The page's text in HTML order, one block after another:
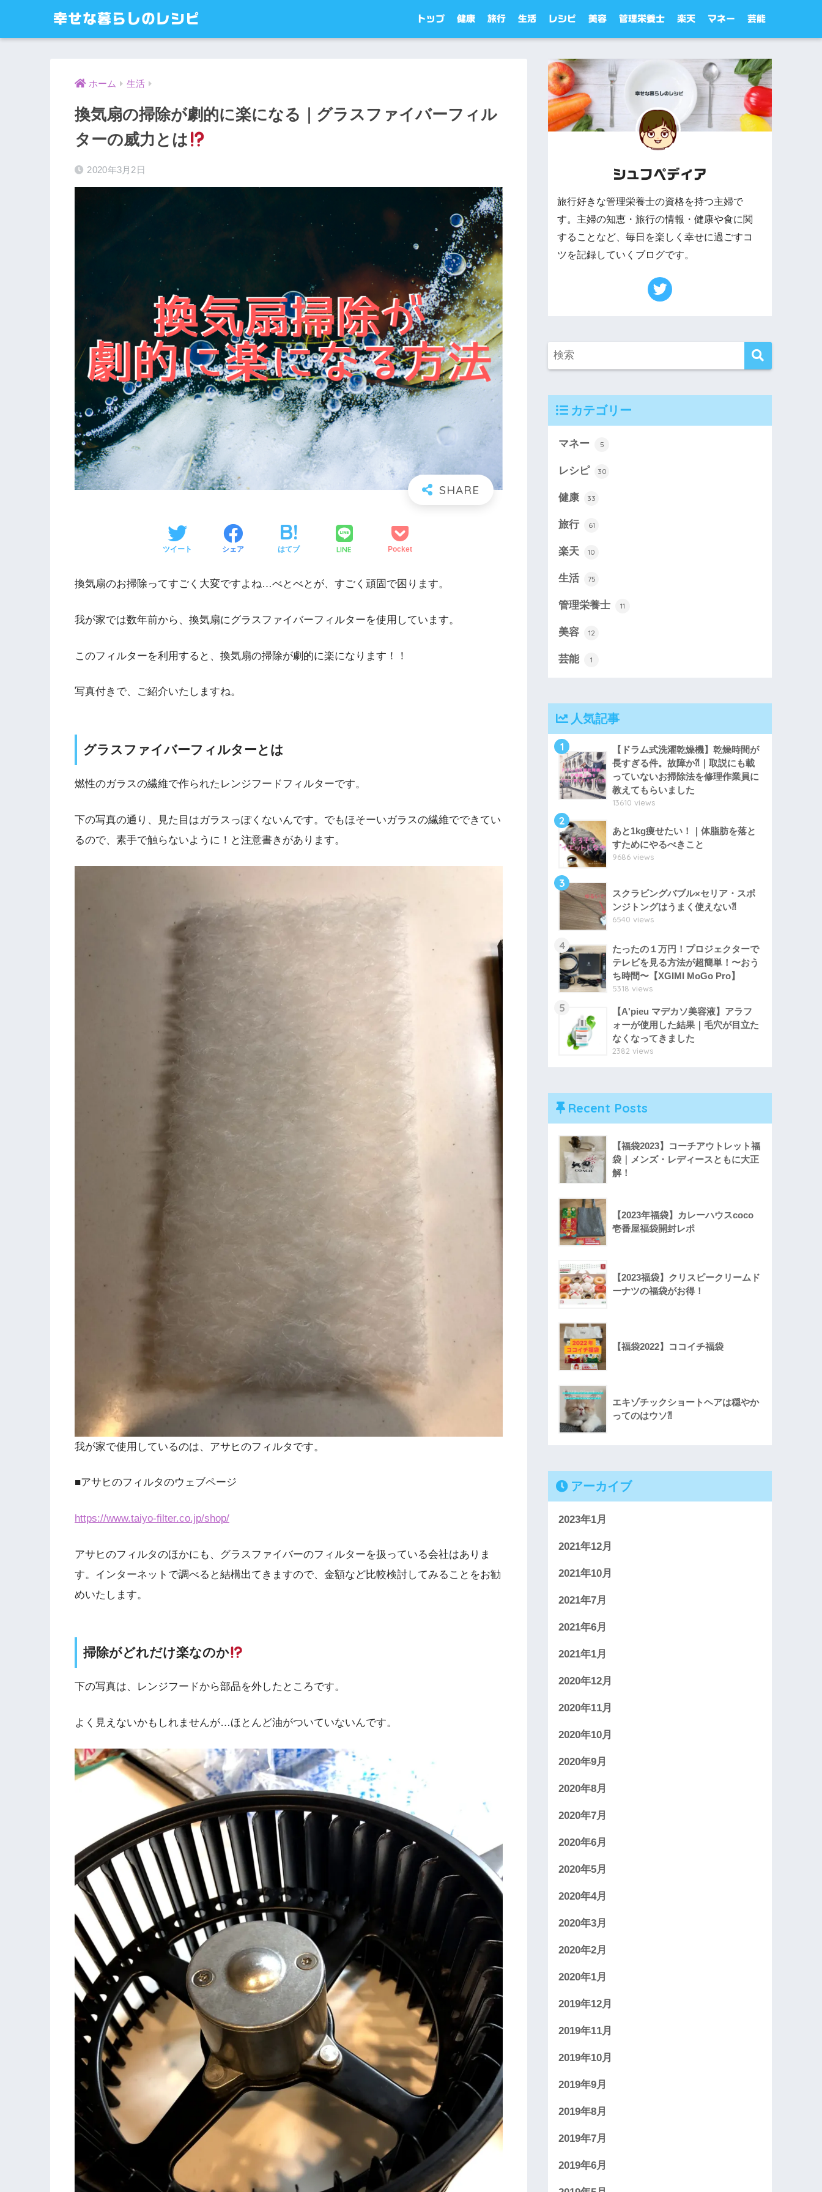
幸せな暮らしのレシピ トップ 健康 旅行 生活 レシピ 美容 管理栄養士 楽天 マネー 芸能
ホーム 生活
換気扇の掃除が劇的に楽になる｜グラスファイバーフィル
ターの威力とは
2020年3月2日
ツイート シェア はてブ LINE Pocket
換気扇のお掃除ってすごく大変ですよね…べとべとが、すごく頑固で困ります。
我が家では数年前から、換気扇にグラスファイバーフィルターを使用しています。
このフィルターを利用すると、換気扇の掃除が劇的に楽になります！！
写真付きで、ご紹介いたしますね。
グラスファイバーフィルターとは
燃性のガラスの繊維で作られたレンジフードフィルターです。
下の写真の通り、見た目はガラスっぽくないんです。でもほそーいガラスの繊維でできてい
るので、素手で触らないように！と注意書きがあります。
我が家で使用しているのは、アサヒのフィルタです。
■アサヒのフィルタのウェブページ
https://www.taiyo-filter.co.jp/shop/
アサヒのフィルタのほかにも、グラスファイバーのフィルターを扱っている会社はありま
す。インターネットで調べると結構出てきますので、金額など比較検討してみることをお勧
めいたします。
掃除がどれだけ楽なのか
下の写真は、レンジフードから部品を外したところです。
よく見えないかもしれませんが…ほとんど油がついていないんです。
シュフペディア
旅行好きな管理栄養士の資格を持つ主婦で
す。主婦の知恵・旅行の情報・健康や食に関
することなど、毎日を楽しく幸せに過ごすコ
ツを記録していくブログです。
カテゴリー
マネー 5
レシピ 30
健康 33
旅行 61
楽天 10
生活 75
管理栄養士 11
美容 12
芸能 1
人気記事
1
【ドラム式洗濯乾燥機】乾燥時間が
長すぎる件。故障か⁈｜取説にも載
っていないお掃除法を修理作業員に
教えてもらいました
13610 views
2
あと1kg痩せたい！｜体脂肪を落と
すためにやるべきこと
9686 views
3
スクラビングバブル×セリア・スポ
ンジトングはうまく使えない⁈
6540 views
4
たったの１万円！プロジェクターで
テレビを見る方法が超簡単！〜おう
ち時間〜【XGIMI MoGo Pro】
5318 views
5
【A'pieu マデカソ美容液】アラフ
ォーが使用した結果｜毛穴が目立た
なくなってきました
2382 views
Recent Posts
【福袋2023】コーチアウトレット福
袋｜メンズ・レディースともに大正
解！
【2023年福袋】カレーハウスcoco
壱番屋福袋開封レポ
【2023福袋】クリスピークリームド
ーナツの福袋がお得！
【福袋2022】ココイチ福袋
エキゾチックショートヘアは穏やか
ってのはウソ⁈
アーカイブ
2023年1月
2021年12月
2021年10月
2021年7月
2021年6月
2021年1月
2020年12月
2020年11月
2020年10月
2020年9月
2020年8月
2020年7月
2020年6月
2020年5月
2020年4月
2020年3月
2020年2月
2020年1月
2019年12月
2019年11月
2019年10月
2019年9月
2019年8月
2019年7月
2019年6月